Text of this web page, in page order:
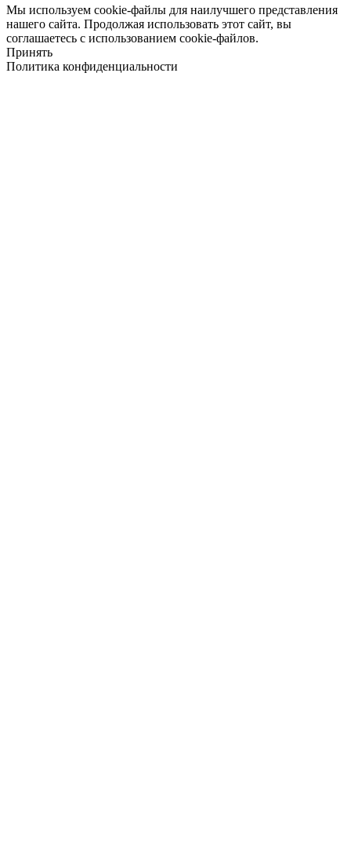
Мы используем cookie-файлы для наилучшего представления
нашего сайта. Продолжая использовать этот сайт, вы
соглашаетесь с использованием cookie-файлов.
Принять
Политика конфиденциальности